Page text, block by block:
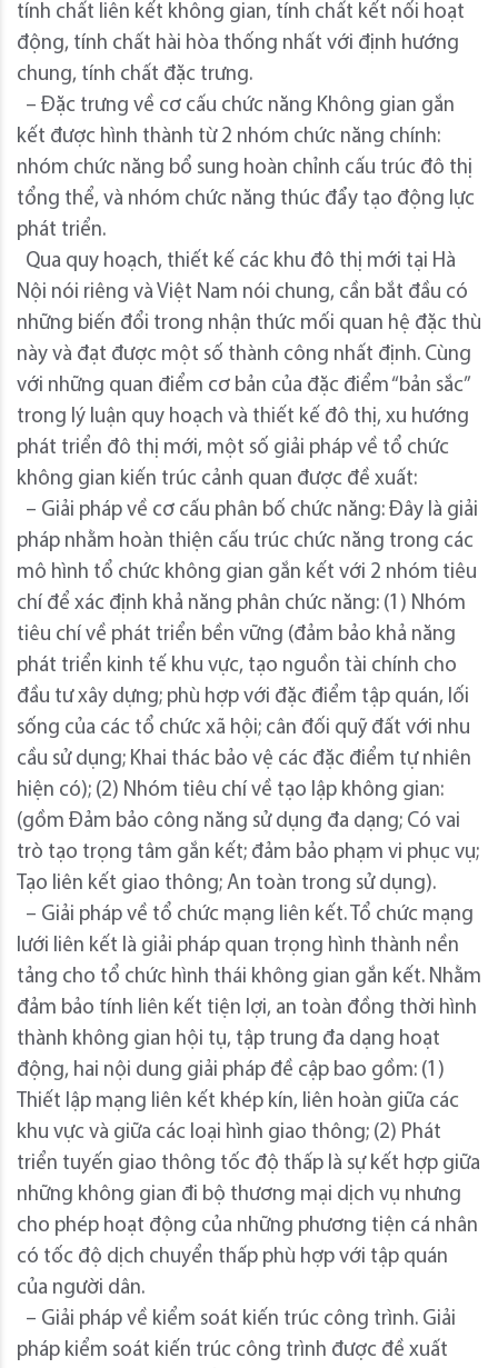
tính chất liên kết không gian, tính chất kết nối hoạt
động, tính chất hài hòa thống nhất với định hướng
chung, tính chất đặc trưng.
– Đặc trưng về cơ cấu chức năng Không gian gắn
kết được hình thành từ 2 nhóm chức năng chính:
nhóm chức năng bổ sung hoàn chỉnh cấu trúc đô thị
tổng thể, và nhóm chức năng thúc đẩy tạo động lực
phát triển.
Qua quy hoạch, thiết kế các khu đô thị mới tại Hà
Nội nói riêng và Việt Nam nói chung, cần bắt đầu có
những biến đổi trong nhận thức mối quan hệ đặc thù
này và đạt được một số thành công nhất định. Cùng
với những quan điểm cơ bản của đặc điểm “bản sắc”
trong lý luận quy hoạch và thiết kế đô thị, xu hướng
phát triển đô thị mới, một số giải pháp về tổ chức
không gian kiến trúc cảnh quan được đề xuất:
– Giải pháp về cơ cấu phân bố chức năng: Đây là giải
pháp nhằm hoàn thiện cấu trúc chức năng trong các
mô hình tổ chức không gian gắn kết với 2 nhóm tiêu
chí để xác định khả năng phân chức năng: (1) Nhóm
tiêu chí về phát triển bền vững (đảm bảo khả năng
phát triển kinh tế khu vực, tạo nguồn tài chính cho
đầu tư xây dựng; phù hợp với đặc điểm tập quán, lối
sống của các tổ chức xã hội; cân đối quỹ đất với nhu
cầu sử dụng; Khai thác bảo vệ các đặc điểm tự nhiên
hiện có); (2) Nhóm tiêu chí về tạo lập không gian:
(gồm Đảm bảo công năng sử dụng đa dạng; Có vai
trò tạo trọng tâm gắn kết; đảm bảo phạm vi phục vụ;
Tạo liên kết giao thông; An toàn trong sử dụng).
– Giải pháp về tổ chức mạng liên kết. Tổ chức mạng
lưới liên kết là giải pháp quan trọng hình thành nền
tảng cho tổ chức hình thái không gian gắn kết. Nhằm
đảm bảo tính liên kết tiện lợi, an toàn đồng thời hình
thành không gian hội tụ, tập trung đa dạng hoạt
động, hai nội dung giải pháp đề cập bao gồm: (1)
Thiết lập mạng liên kết khép kín, liên hoàn giữa các
khu vực và giữa các loại hình giao thông; (2) Phát
triển tuyến giao thông tốc độ thấp là sự kết hợp giữa
những không gian đi bộ thương mại dịch vụ nhưng
cho phép hoạt động của những phương tiện cá nhân
có tốc độ dịch chuyển thấp phù hợp với tập quán
của người dân.
– Giải pháp về kiểm soát kiến trúc công trình. Giải
pháp kiểm soát kiến trúc công trình được đề xuất